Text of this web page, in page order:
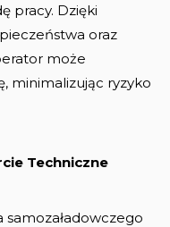
pracy. Dzięki
oraz
może
minimalizując ryzyko
Techniczne
samozaładowczego